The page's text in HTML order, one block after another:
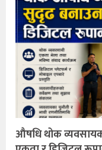
औषधि थोक